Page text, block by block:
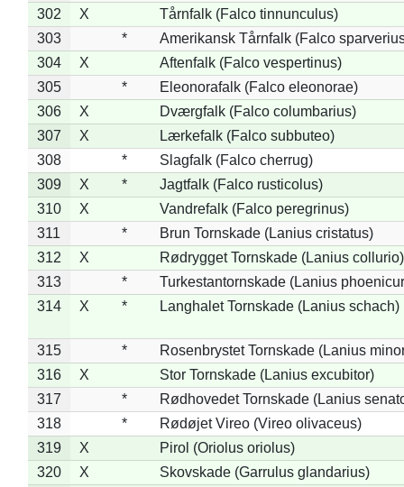
302
X
Tårnfalk (Falco tinnunculus)
303
*
Amerikansk Tårnfalk (Falco
304
X
Aftenfalk (Falco vespertinus)
305
*
Eleonorafalk (Falco eleonorae)
306
X
Dværgfalk (Falco columbarius)
307
X
Lærkefalk (Falco subbuteo)
308
*
Slagfalk (Falco cherrug)
309
X *
Jagtfalk (Falco rusticolus)
310
X
Vandrefalk (Falco peregrinus)
311
*
Brun Tornskade (Lanius cristatus)
312
X
Rødrygget Tornskade (Lanius collurio)
313
*
Turkestantornskade (Lanius
314
X * Langhalet Tornskade (Lanius schach)
315 *
Rosenbrystet Tornskade (Lanius
316
X
Stor Tornskade (Lanius excubitor)
317
*
Rødhovedet Tornskade (Lanius
318
*
Rødøjet Vireo (Vireo olivaceus)
319
X
Pirol (Oriolus oriolus)
320
X
Skovskade (Garrulus glandarius)